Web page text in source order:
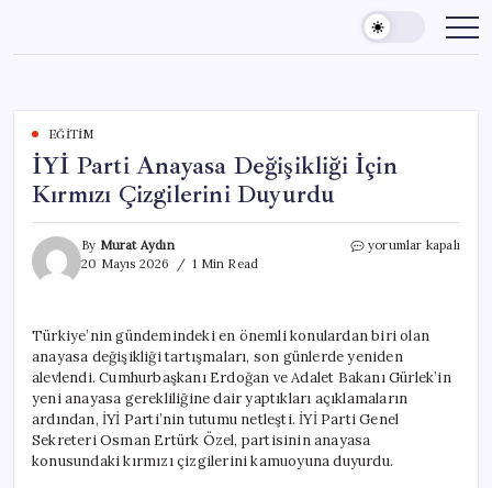
content
EĞITIM
İYİ Parti Anayasa Değişikliği İçin
Kırmızı Çizgilerini Duyurdu
By Murat Aydın
20 Mayıs 2026
1 Min Read
İYİ
Kırmızı
Çizgilerini
Duyurdu
için
yorumlar kapalı
Türkiye’nin gündemindeki en önemli konulardan biri olan
anayasa değişikliği tartışmaları, son günlerde yeniden
alevlendi. Cumhurbaşkanı Erdoğan ve Adalet Bakanı Gürlek’in
yeni anayasa gerekliliğine dair yaptıkları açıklamaların
ardından, İYİ Parti’nin tutumu netleşti. İYİ Parti Genel
Sekreteri Osman Ertürk Özel, partisinin anayasa
konusundaki kırmızı çizgilerini kamuoyuna duyurdu.